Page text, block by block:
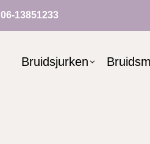
06-13851233
Bruidsjurken